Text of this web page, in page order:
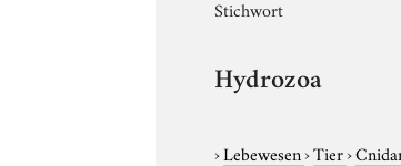
Stichwort
Hydrozoa
›Lebewesen›Tier›